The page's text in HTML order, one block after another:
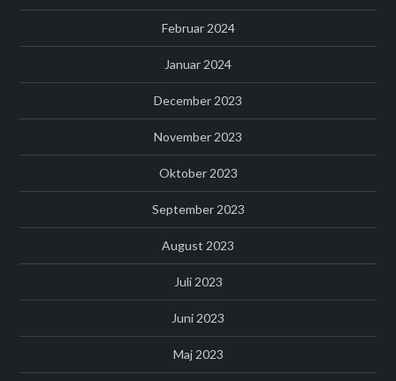
Februar 2024
Januar 2024
December 2023
November 2023
Oktober 2023
September 2023
August 2023
Juli 2023
Juni 2023
Maj 2023